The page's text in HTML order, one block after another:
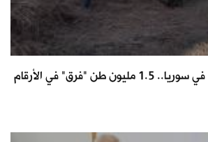
القمح والاكتفاء الذاتي في سوريا.. 1.5 مليون طن "فرق" في الأرقام